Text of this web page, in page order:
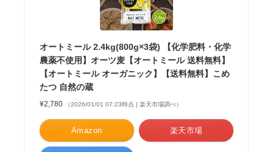
オートミール 2.4kg(800g×3袋) 【化学肥料・化学
農薬不使用】オーツ麦【オートミール 送料無料】
【オートミール オーガニック】【送料無料】こめ
たつ 自然の蔵
¥2,780 （2026/01/01 07:23時点 | 楽天市場調べ）
Amazon 楽天市場